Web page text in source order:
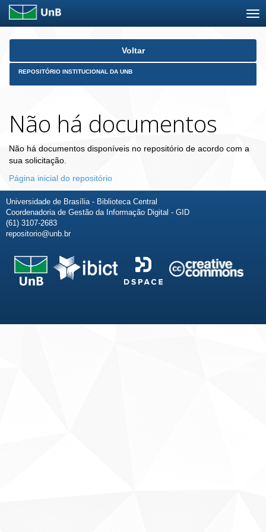
Skip
Voltar
REPOSITÓRIO INSTITUCIONAL DA UNB
Não há documentos
Não há documentos disponíveis no repositório de acordo com a
sua solicitação.
Página inicial do repositório
Universidade de Brasília - Biblioteca Central
Coordenadoria de Gestão da Informação Digital - GID
(61) 3107-2683
repositorio@unb.br